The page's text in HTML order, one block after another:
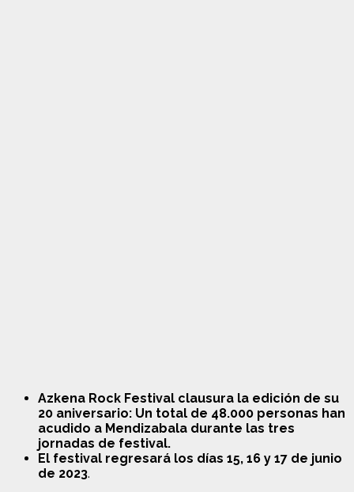
Azkena Rock Festival clausura la edición de su
20 aniversario: Un total de 48.000 personas han
acudido a Mendizabala durante las tres
jornadas de festival.
El festival regresará los días 15, 16 y 17 de junio
de 2023.